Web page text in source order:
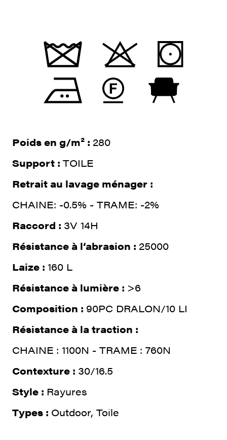
Poids en g/m² : 280
Support : TOILE
Retrait au lavage ménager :
CHAINE: -0.5% - TRAME: -2%
Raccord : 3V 14H
Résistance à l‘abrasion : 25000
Laize : 160 L
Résistance à lumière : >6
Composition : 90PC DRALON/10 LI
Résistance à la traction :
CHAINE : 1100N - TRAME : 760N
Contexture : 30/16.5
Style : Rayures
Types : Outdoor, Toile